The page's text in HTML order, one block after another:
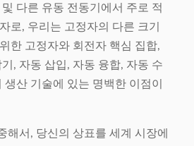
다른 유동 전동기에서 주로 적
로, 우리는 고정자의 다른 크기
한 고정자와 회전자 핵심 집합,
, 자동 삽입, 자동 융합, 자동 수
산 기술에 있는 명백한 이점이
해서, 당신의 상표를 세계 시장에